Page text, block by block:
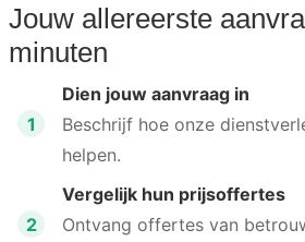
Jouw allereerste
minuten
1
Dien jouw aanvraag in
Beschrijf hoe onze
helpen.
2
Vergelijk hun prijsoffertes
Ontvang offertes van